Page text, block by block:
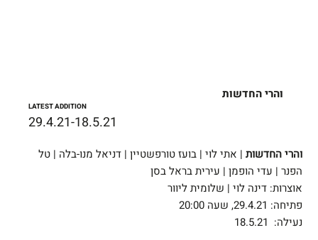
והרי החדשות
LATEST ADDITION
29.4.21-18.5.21
והרי החדשות | אתי לוי | בועז טורפשטיין | דניאל מנו-בלה | טל
הפנר | עדי הופמן | עירית בראל בסן
אוצרות: דינה לוי | שלומית ליוור
פתיחה: 29.4.21, שעה 20:00
נעילה: 18.5.21